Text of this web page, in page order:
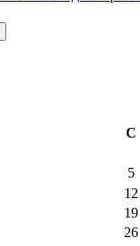
С
5
12
19
26